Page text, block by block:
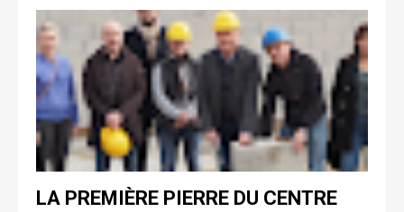
LA PREMIÈRE PIERRE DU CENTRE